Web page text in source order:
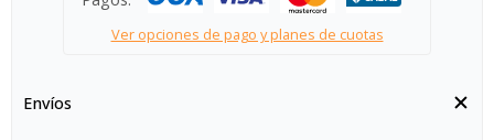
Ver opciones de pago y planes de cuotas
Envíos